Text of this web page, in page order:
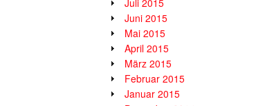
Juli 2015
Juni 2015
Mai 2015
April 2015
März 2015
Februar 2015
Januar 2015